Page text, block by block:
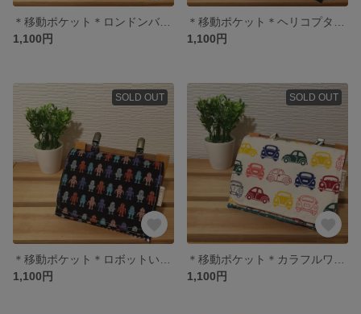
1,100円
1,100円
SOLD OUT
1,100円
SOLD OUT
1,100円